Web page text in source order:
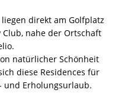
liegen direkt am Golfplatz
Club, nahe der Ortschaft
natürlicher Schönheit
diese Residences für
und Erholungsurlaub.